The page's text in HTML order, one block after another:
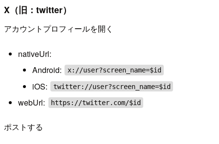
X（旧：twitter）
アカウントプロフィールを開く
nativeUrl:
Android:
x://user?screen_name=$id
iOS: twitter://user?screen_name=$id
webUrl: https://twitter.com/$id
ポストする